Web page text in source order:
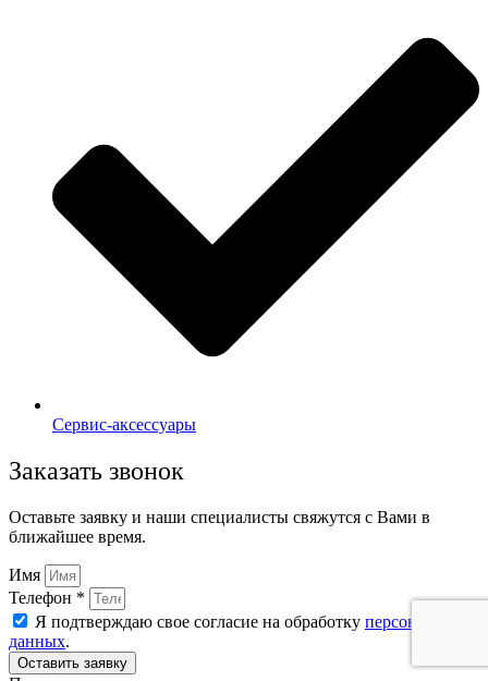
Сервис-аксессуары
Заказать звонок
Оставьте заявку и наши специалисты свяжутся с Вами в
ближайшее время.
Имя
Телефон *
Я подтверждаю свое согласие на обработку персональных
данных.
Оставить заявку